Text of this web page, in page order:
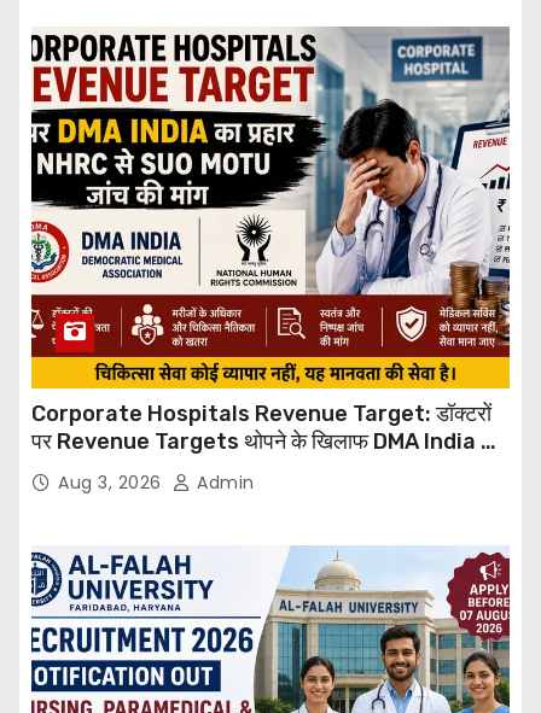
Corporate Hospitals Revenue Target: डॉक्टरों
पर Revenue Targets थोपने के खिलाफ DMA India का
बड़ा कदम, NHRC से Suo Motu जांच की मांग
Aug 3, 2026 Admin